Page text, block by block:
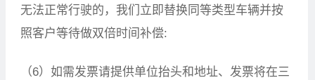
无法正常行驶的，我们立即替换同等类型车辆并按
照客户等待做双倍时间补偿:
（6）如需发票请提供单位抬头和地址、发票将在三